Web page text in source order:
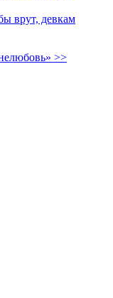
врут, девкам
>>